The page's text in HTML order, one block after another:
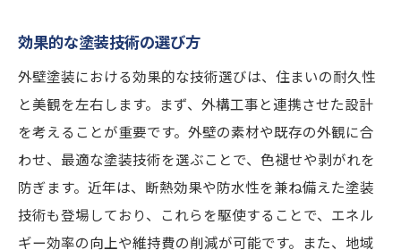
効果的な塗装技術の選び方
外壁塗装における効果的な技術選びは、住まいの耐久性
と美観を左右します。まず、外構工事と連携させた設計
を考えることが重要です。外壁の素材や既存の外観に合
わせ、最適な塗装技術を選ぶことで、色褪せや剥がれを
防ぎます。近年は、断熱効果や防水性を兼ね備えた塗装
技術も登場しており、これらを駆使することで、エネル
ギー効率の向上や維持費の削減が可能です。また、地域